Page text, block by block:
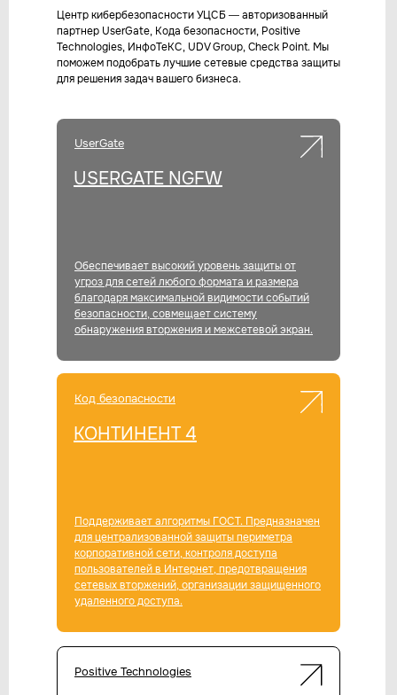
Центр кибербезопасности УЦСБ — авторизованный
партнер UserGate, Кода безопасности, Positive
Technologies, ИнфоТеКС, UDV Group, Check Point. Мы
поможем подобрать лучшие сетевые средства защиты
для решения задач вашего бизнеса.
UserGate
USERGATE NGFW
Обеспечивает высокий уровень защиты от
угроз для сетей любого формата и размера
благодаря максимальной видимости событий
безопасности, совмещает систему
обнаружения вторжения и межсетевой экран.
Код безопасности
КОНТИНЕНТ 4
Поддерживает алгоритмы ГОСТ. Предназначен
для централизованной защиты периметра
корпоративной сети, контроля доступа
пользователей в Интернет, предотвращения
сетевых вторжений, организации защищенного
удаленного доступа.
Positive Technologies